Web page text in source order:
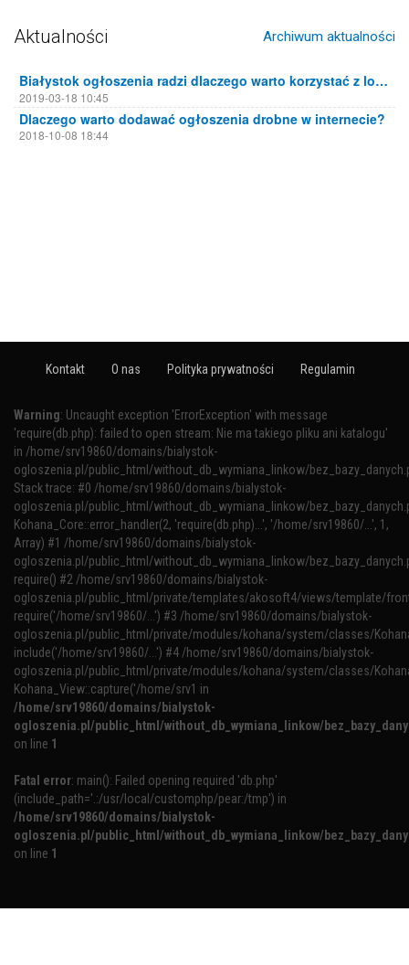
Aktualności Archiwum aktualności
Białystok ogłoszenia radzi dlaczego warto korzystać z lokalnych portali ogłoszeniowych
2019-03-18 10:45
Dlaczego warto dodawać ogłoszenia drobne w internecie?
2018-10-08 18:44
Kontakt O nas Polityka prywatności Regulamin
Warning: Uncaught exception 'ErrorException' with message
'require(db.php): failed to open stream: Nie ma takiego pliku ani katalogu'
in /home/srv19860/domains/bialystok-
ogloszenia.pl/public_html/without_db_wymiana_linkow/
Stack trace: #0 /home/srv19860/domains/bialystok-
ogloszenia.pl/public_html/without_db_wymiana_linkow/
Kohana_Core::error_handler(2, 'require(db.php)...', '/home/srv19860/...', 1,
Array) #1 /home/srv19860/domains/bialystok-
ogloszenia.pl/public_html/without_db_wymiana_linkow/
require() #2 /home/srv19860/domains/bialystok-
ogloszenia.pl/public_html/private/templates/akosoft4/views/template/
require('/home/srv19860/...') #3 /home/srv19860/domains/bialystok-
ogloszenia.pl/public_html/private/modules/kohana/system/classes/
include('/home/srv19860/...') #4 /home/srv19860/domains/bialystok-
ogloszenia.pl/public_html/private/modules/kohana/system/classes/
Kohana_View::capture('/home/srv1 in
/home/srv19860/domains/bialystok-
ogloszenia.pl/public_html/without_db_wymiana_linkow/
on line 1
Fatal error: main(): Failed opening required 'db.php'
(include_path='.:/usr/local/customphp/pear:/tmp') in
/home/srv19860/domains/bialystok-
ogloszenia.pl/public_html/without_db_wymiana_linkow/
on line 1